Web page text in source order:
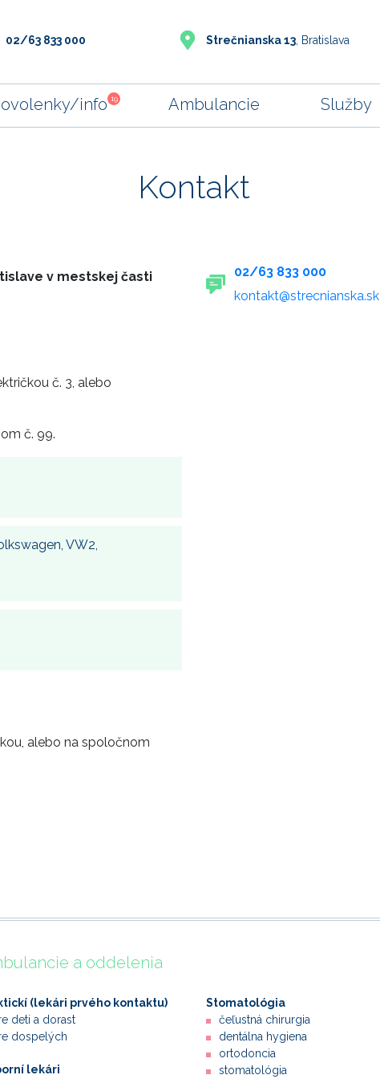
02/63 833 000 Strečnianska 13 , Bratislava
info 19 Ambulancie Služby
Kontakt
v mestskej časti
č. 3, alebo
č. 99.
VW2,
alebo na spoločnom
02/63 833 000
kontakt@strecnianska.sk
a oddelenia
(lekári prvého kontaktu)
deti a dorast
dospelých
lekári
Stomatológia
čeľustná chirurgia
dentálna hygiena
ortodoncia
stomatológia